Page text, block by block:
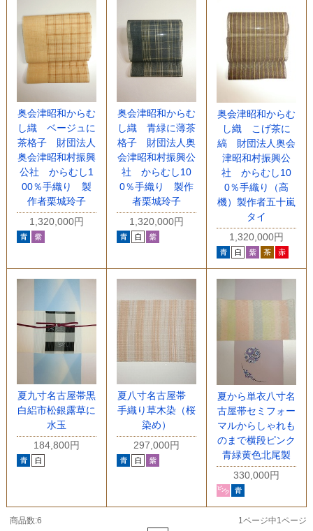
奥会津昭和からむ
し織 ベージュに
茶格子 財団法人
奥会津昭和村振興
公社 からむし1
00％手織り 製
作者栗城玲子
1,320,000円
奥会津昭和からむ
し織 青緑に薄茶
格子 財団法人奥
会津昭和村振興公
社 からむし10
0％手織り 製作
者栗城玲子
1,320,000円
奥会津昭和からむ
し織 こげ茶に
縞 財団法人奥会
津昭和村振興公
社 からむし10
0％手織り（高
機）製作者五十嵐
タイ
1,320,000円
夏九寸名古屋帯黒
白絽市松銀露草に
水玉
184,800円
夏八寸名古屋帯
手織り草木染（桜
染め）
297,000円
夏から単衣八寸名
古屋帯セミフォー
マルからしゃれも
のまで横段ピンク
青緑黄色北尾製
330,000円
商品数:6
1ページ中1ページ